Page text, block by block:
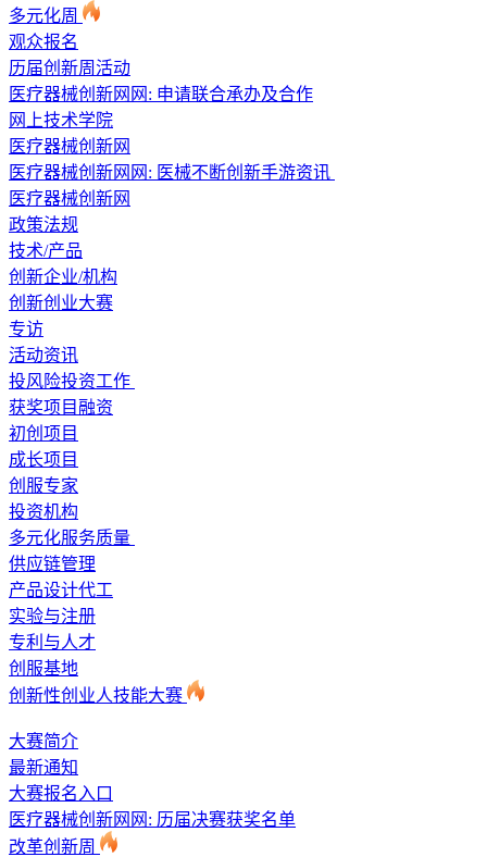
多元化周
观众报名
历届创新周活动
医疗器械创新网网: 申请联合承办及合作
网上技术学院
医疗器械创新网
医疗器械创新网网: 医械不断创新手游资讯
医疗器械创新网
政策法规
技术/产品
创新企业/机构
创新创业大赛
专访
活动资讯
投风险投资工作
获奖项目融资
初创项目
成长项目
创服专家
投资机构
多元化服务质量
供应链管理
产品设计代工
实验与注册
专利与人才
创服基地
创新性创业人技能大赛
大赛简介
最新通知
大赛报名入口
医疗器械创新网网: 历届决赛获奖名单
改革创新周